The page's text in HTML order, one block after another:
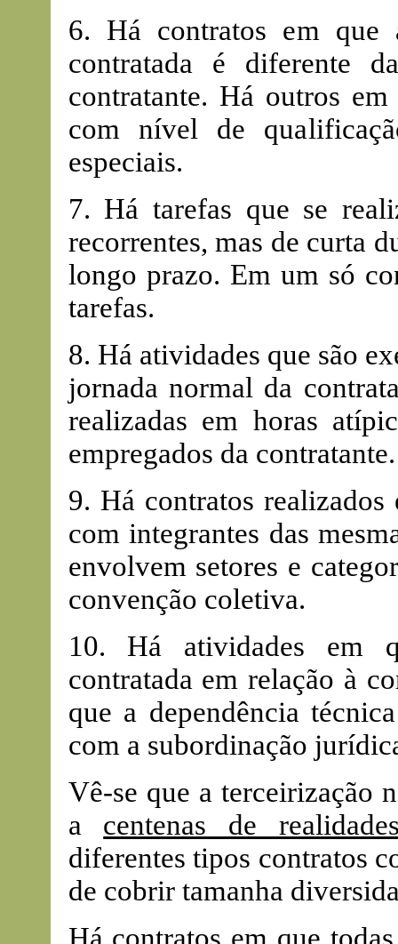
6. Há contratos em que
contratada é diferente
contratante. Há outros
com nível de
especiais.
7. Há tarefas que se
recorrentes, mas de curta
longo prazo. Em um só
tarefas.
8. Há atividades que são
jornada normal da
realizadas em horas
empregados da contratante.
9. Há contratos realizados
com integrantes das
envolvem setores e
convenção coletiva.
10. Há atividades em
contratada em relação à
que a dependência
com a subordinação
Vê-se que a terceirização
a centenas de
diferentes tipos contratos
de cobrir tamanha